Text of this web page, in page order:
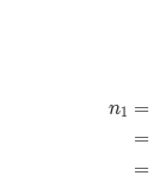
n1 =
=
=